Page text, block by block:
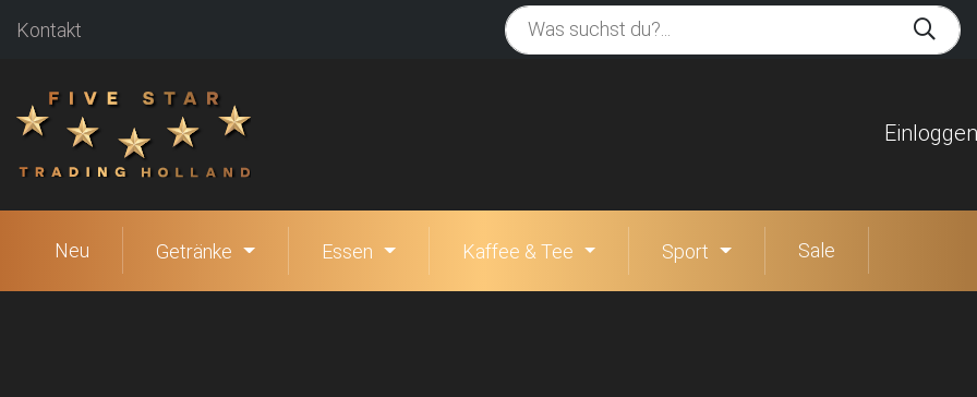
Kontakt
Einloggen
Neu Getränke Essen Kaffee & Tee Sport Sale